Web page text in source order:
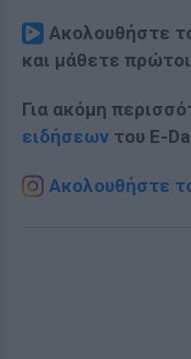
Ακολουθήστε
και μάθετε πρώτοι
Για ακόμη
ειδήσεων του E-
Ακολουθήστε